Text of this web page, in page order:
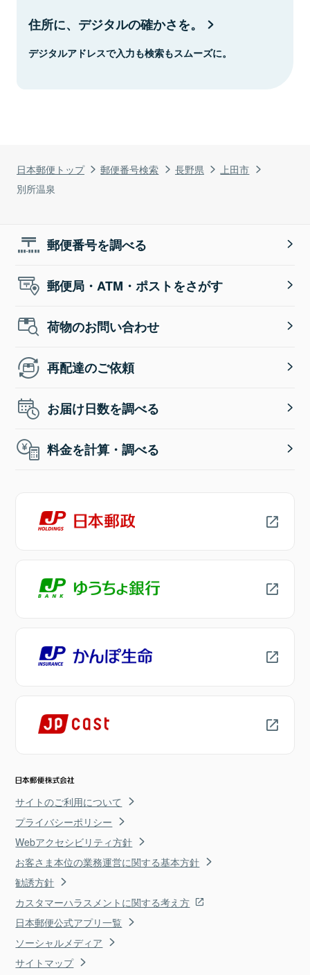
日本郵便トップ 郵便番号検索 長野県
上田市
別所温泉
住所に、デジタルの確かさを。
デジタルアドレスで入力も検索もスムーズに。
郵便番号を調べる
郵便局・ATM・ポストをさがす
荷物のお問い合わせ
再配達のご依頼
お届け日数を調べる
料金を計算・調べる
サイトのご利用について
プライバシーポリシー
Webアクセシビリティ方針
お客さま本位の業務運営に関する基本方針
勧誘方針
カスタマーハラスメントに関する考え方
日本郵便公式アプリ一覧
ソーシャルメディア
サイトマップ